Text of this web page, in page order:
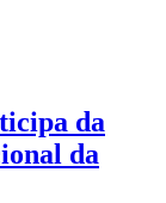
da
da